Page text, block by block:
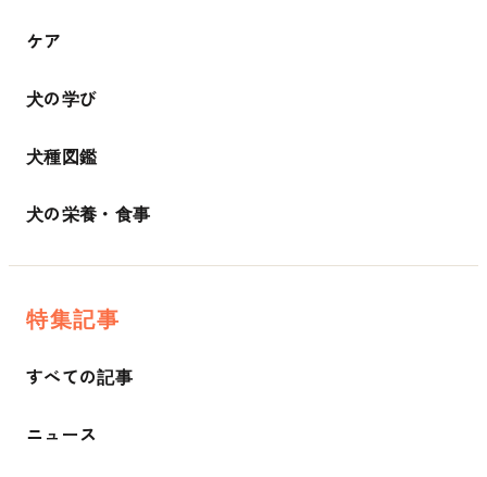
ケア
犬の学び
犬種図鑑
犬の栄養・食事
特集記事
すべての記事
ニュース